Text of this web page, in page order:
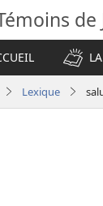
de
Lexique